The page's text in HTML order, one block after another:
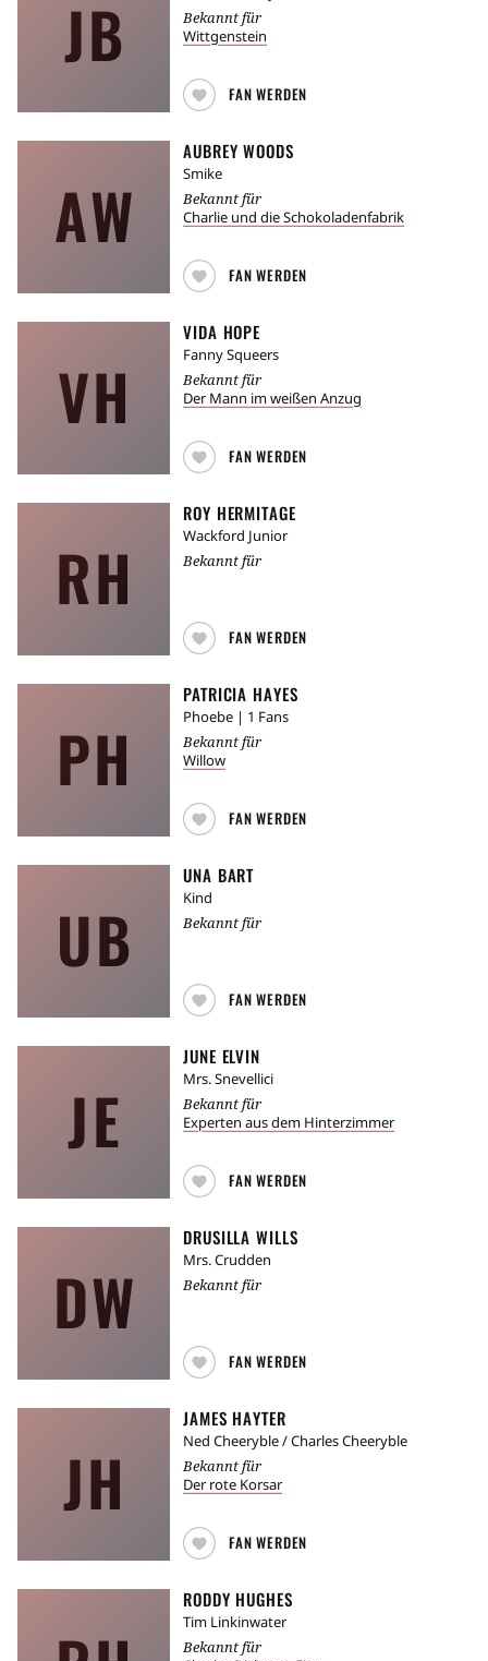
JB
Bekannt für
Wittgenstein
FAN WERDEN
AW
AUBREY WOODS
Smike
Bekannt für
Charlie und die Schokoladenfabrik
FAN WERDEN
VH
VIDA HOPE
Fanny Squeers
Bekannt für
Der Mann im weißen Anzug
FAN WERDEN
RH
ROY HERMITAGE
Wackford Junior
Bekannt für
FAN WERDEN
PH
PATRICIA HAYES
Phoebe | 1 Fans
Bekannt für
Willow
FAN WERDEN
UB
UNA BART
Kind
Bekannt für
FAN WERDEN
JE
JUNE ELVIN
Mrs. Snevellici
Bekannt für
Experten aus dem Hinterzimmer
FAN WERDEN
DW
DRUSILLA WILLS
Mrs. Crudden
Bekannt für
FAN WERDEN
JH
JAMES HAYTER
Ned Cheeryble / Charles Cheeryble
Bekannt für
Der rote Korsar
FAN WERDEN
RODDY HUGHES
Tim Linkinwater
Bekannt für